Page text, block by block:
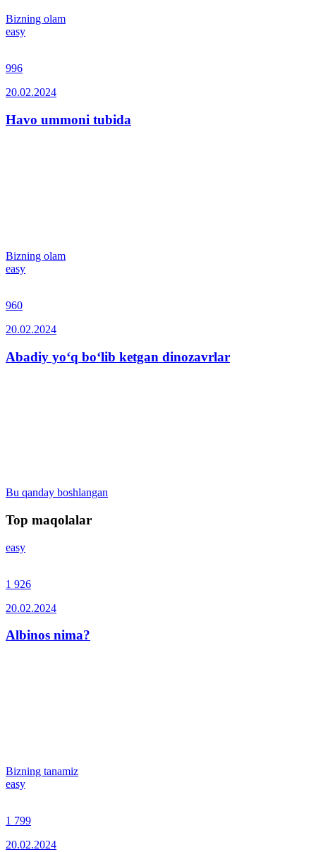
Bizning olam
easy
996
20.02.2024
Havo ummoni tubida
Bizning olam
easy
960
20.02.2024
Abadiy yo‘q bo‘lib ketgan dinozavrlar
Bu qanday boshlangan
Top maqolalar
easy
1 926
20.02.2024
Albinos nima?
Bizning tanamiz
easy
1 799
20.02.2024